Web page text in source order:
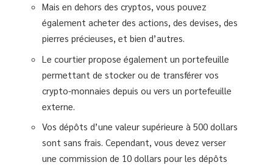
Mais en dehors des cryptos, vous pouvez
également acheter des actions, des devises, des
pierres précieuses, et bien d’autres.
Le courtier propose également un portefeuille
permettant de stocker ou de transférer vos
crypto-monnaies depuis ou vers un portefeuille
externe.
Vos dépôts d’une valeur supérieure à 500 dollars
sont sans frais. Cependant, vous devez verser
une commission de 10 dollars pour les dépôts